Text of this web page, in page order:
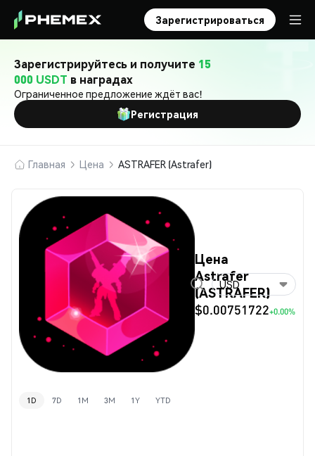
Зарегистрироваться
Зарегистрируйтесь и получите 15
000 USDT в наградах
Ограниченное предложение ждёт вас!
Регистрация
Главная Цена ASTRAFER (Astrafer)
Цена
Astrafer
(ASTRAFER)
$0.00751722+0.00%
USD
1D 7D 1M 3M 1Y YTD